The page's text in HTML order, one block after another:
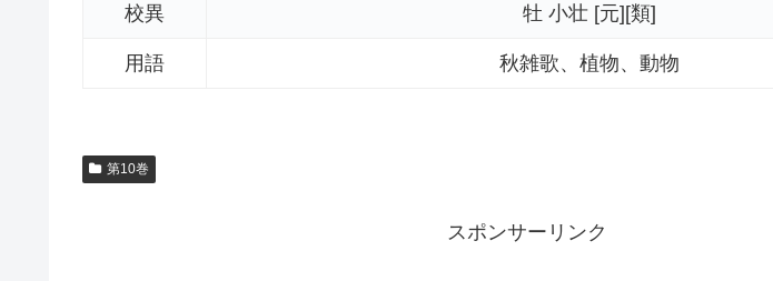
校異 牡 小壮 [元][類]
用語 秋雑歌、植物、動物
第10巻
スポンサーリンク